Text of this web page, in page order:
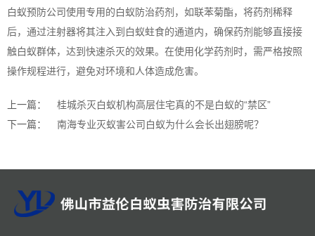
白蚁预防公司使用专用的白蚁防治药剂，如联苯菊酯，将药剂稀释
后，通过注射器将其注入到白蚁蛀食的通道内，确保药剂能够直接接
触白蚁群体，达到快速杀灭的效果。在使用化学药剂时，需严格按照
操作规程进行，避免对环境和人体造成危害。
上一篇：
桂城杀灭白蚁机构高层住宅真的不是白蚁的“禁区”
下一篇：
南海专业灭蚁害公司白蚁为什么会长出翅膀呢？